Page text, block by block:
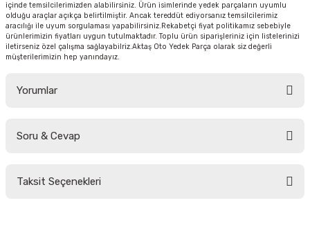
içinde temsilcilerimizden alabilirsiniz. Ürün isimlerinde yedek parçaların uyumlu
olduğu araçlar açıkça belirtilmiştir. Ancak tereddüt ediyorsanız temsilcilerimiz
aracılığı ile uyum sorgulaması yapabilirsiniz.Rekabetçi fiyat politikamız sebebiyle
ürünlerimizin fiyatları uygun tutulmaktadır. Toplu ürün siparişleriniz için listelerinizi
iletirseniz özel çalışma sağlayabilriz.Aktaş Oto Yedek Parça olarak siz değerli
müşterilerimizin hep yanındayız.
Yorumlar
Soru & Cevap
Taksit Seçenekleri